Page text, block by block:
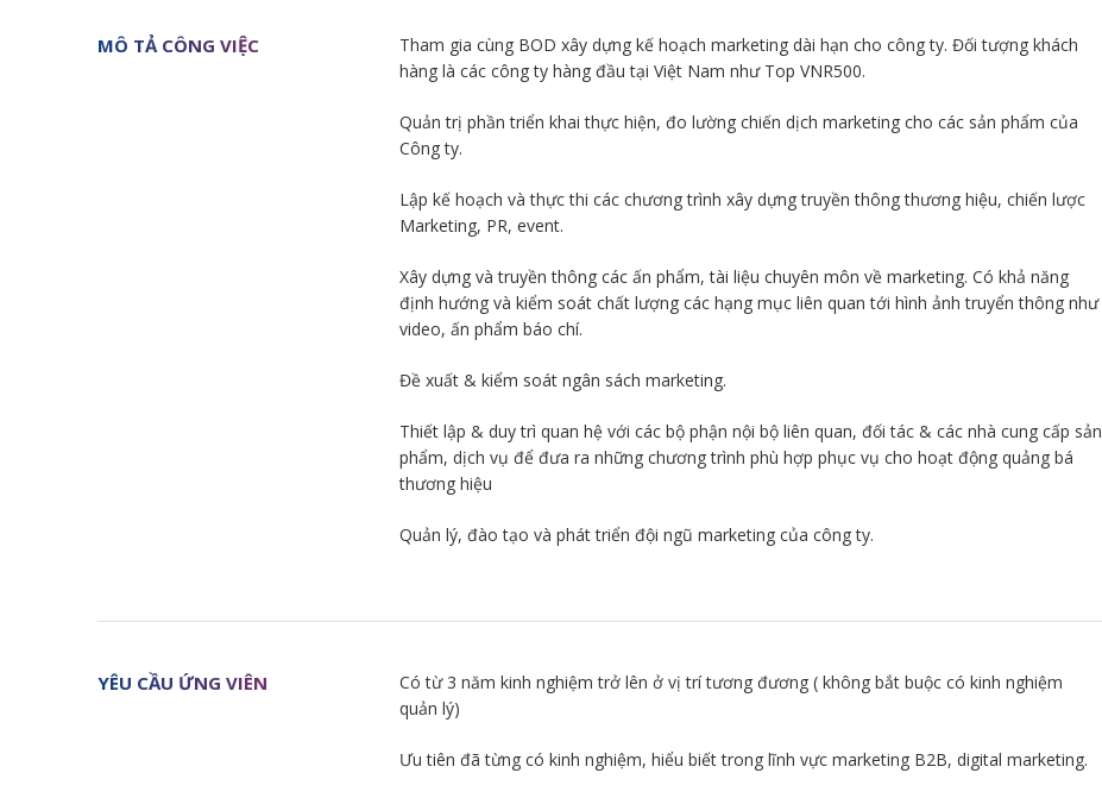
MÔ TẢ CÔNG VIỆC
Tham gia cùng BOD xây dựng kế hoạch marketing dài hạn cho công ty. Đối tượng khách
hàng là các công ty hàng đầu tại Việt Nam như Top VNR500.
Quản trị phần triển khai thực hiện, đo lường chiến dịch marketing cho các sản phẩm của
Công ty.
Lập kế hoạch và thực thi các chương trình xây dựng truyền thông thương hiệu, chiến lược
Marketing, PR, event.
Xây dựng và truyền thông các ấn phẩm, tài liệu chuyên môn về marketing. Có khả năng
định hướng và kiểm soát chất lượng các hạng mục liên quan tới hình ảnh truyển thông như
video, ấn phẩm báo chí.
Đề xuất & kiểm soát ngân sách marketing.
Thiết lập & duy trì quan hệ với các bộ phận nội bộ liên quan, đối tác & các nhà cung cấp sản
phẩm, dịch vụ để đưa ra những chương trình phù hợp phục vụ cho hoạt động quảng bá
thương hiệu
Quản lý, đào tạo và phát triển đội ngũ marketing của công ty.
YÊU CẦU ỨNG VIÊN
Có từ 3 năm kinh nghiệm trở lên ở vị trí tương đương ( không bắt buộc có kinh nghiệm
quản lý)
Ưu tiên đã từng có kinh nghiệm, hiểu biết trong lĩnh vực marketing B2B, digital marketing.